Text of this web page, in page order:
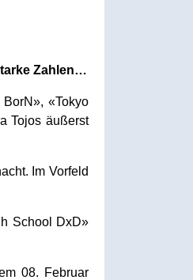
Zahlen…
«Tokyo
Tojos äußerst
Im Vorfeld
School DxD»
08. Februar